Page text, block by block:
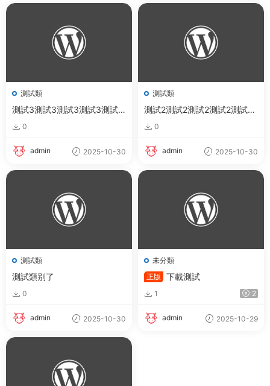
測試類
測試3測試3測試3測試3測試3
測試3測試3測試3測試3測試3
測試3測試3測試3測試3
0
admin 2025-10-30
測試類
測試2測試2測試2測試2測試2
測試2測試2測試2測試2測試2
測試2
0
admin 2025-10-30
測試類
測試類别了
0
admin 2025-10-30
未分類
正版
下載測試
1 2
admin 2025-10-29